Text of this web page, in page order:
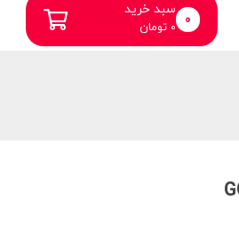
سبد خرید
تومان 0
0